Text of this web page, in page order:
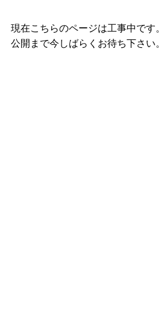
現在こちらのページは工事中です。
公開まで今しばらくお待ち下さい。